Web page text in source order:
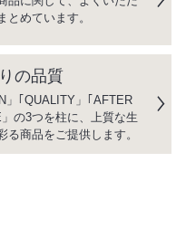
とめています。
の品質
」｢QUALITY」｢AFTER
の3つを柱に、上質な生
る商品をご提供します。